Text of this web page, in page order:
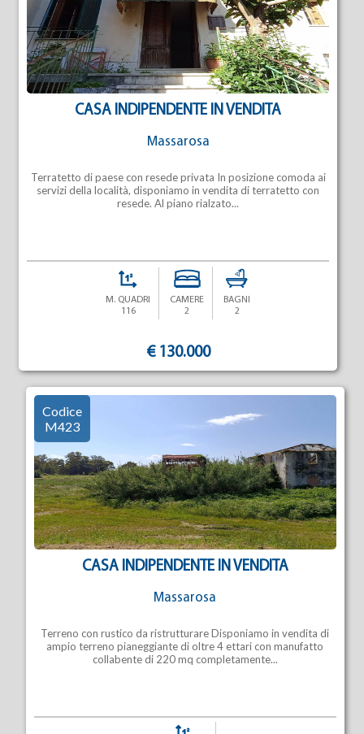
CASA INDIPENDENTE IN VENDITA
Massarosa
Terratetto di paese con resede privata In posizione comoda ai
servizi della località, disponiamo in vendita di terratetto con
resede. Al piano rialzato...
M. QUADRI
116
CAMERE
2
BAGNI
2
€ 130.000
CASA INDIPENDENTE IN VENDITA
Massarosa
Codice
M423
Terreno con rustico da ristrutturare Disponiamo in vendita di
ampio terreno pianeggiante di oltre 4 ettari con manufatto
collabente di 220 mq completamente...